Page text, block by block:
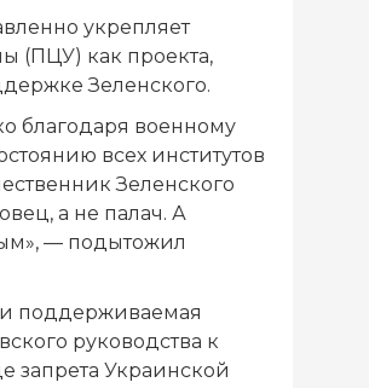
укрепляет
(ПЦУ) как проекта,
Зеленского.
благодаря военному
всех институтов
Зеленского
а не палач. А
— подытожил
поддерживаемая
руководства к
запрета Украинской